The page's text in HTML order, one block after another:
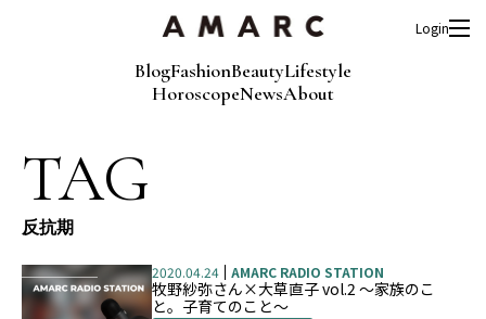
BlogFashionBeautyLifestyle
HoroscopeNewsAbout
Login
TAG
反抗期
2020.04.24 AMARC RADIO STATION
牧野紗弥さん×大草直子 vol.2 〜家族のこ
と。子育てのこと〜